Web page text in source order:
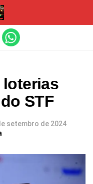
loterias
STF
setembro de 2024